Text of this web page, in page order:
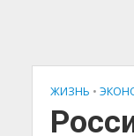
ЖИЗНЬ •